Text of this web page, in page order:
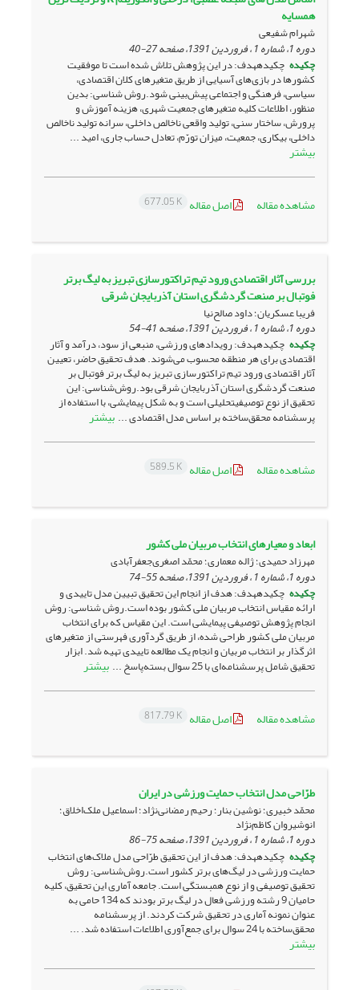
همسایه
شهرام شفیعی
دوره 1، شماره 1 ، فروردین 1391، صفحه
27-40
چکیده چکیدههدف: در این پژوهش تلاش شده است تا موفقیت
کشورها در بازی‌های آسیایی از طریق متغیرهای کلان اقتصادی،
سیاسی، فرهنگی و اجتماعی پیش‌بینی شود.روش شناسی: بدین
منظور، اطلاعات کلیه متغیرهای جمعیت شهری، هزینه آموزش و
پرورش، ساختار سنی، تولید واقعی ناخالص داخلی، سرانه تولید ناخالص
داخلی، بیکاری، جمعیت، میزان تورّم، تعادل حساب جاری، امید ...
بیشتر
مشاهده مقاله اصل مقاله 677.05 K
بررسی آثار اقتصادی ورود تیم تراکتورسازی تبریز به لیگ برتر
فوتبال بر صنعت گردشگری استان آذربایجان شرقی
فریبا عسکریان؛ داود صالح‌نیا
دوره 1، شماره 1 ، فروردین 1391، صفحه
41-54
چکیده چکیدههدف: رویدادهای ورزشی، منبعی از سود، درآمد و آثار
اقتصادی برای هر منطقه محسوب می‌شوند. هدف تحقیق حاضر، تعیین
آثار اقتصادی ورود تیم تراکتورسازی تبریز به لیگ برتر فوتبال بر
صنعت گردشگری استان آذربایجان شرقی بود.روش‌شناسی: این
تحقیق از نوع توصیفیتحلیلی است و به شکل پیمایشی، با استفاده از
پرسشنامه محقق‌ساخته بر اساس مدل اقتصادی ... بیشتر
مشاهده مقاله اصل مقاله 589.5 K
ابعاد ‌و معیارهای انتخاب مربیان ملی کشور
مهرزاد حمیدی؛ ژاله معماری؛ محمّد اصغری‌جعفرآبادی
دوره 1، شماره 1 ، فروردین 1391، صفحه
55-74
چکیده چکیدههدف: هدف از انجام این تحقیق تبیین مدل تاییدی و
ارائه مقیاس انتخاب مربیان ملی کشور بوده است.روش شناسی: روش
انجام پژوهش توصیفی پیمایشی است. این مقیاس که برای انتخاب
مربیان ملی کشور طراحی شده، از طریق گردآوری فهرستی از متغیرهای
اثرگذار بر انتخاب مربیان و انجام یک مطالعه تاییدی تهیه شد. ابزار
تحقیق شامل پرسشنامه‌ای با 25 سوال بسته‌پاسخ ... بیشتر
مشاهده مقاله اصل مقاله 817.79 K
طرّاحی مدل انتخاب حمایت ورزشی در ایران
محمّد خبیری؛ نوشین بنار؛ رحیم رمضانی‌نژاد؛ اسماعیل ملک‌اخلاق؛
انوشیروان کاظم‌نژاد
دوره 1، شماره 1 ، فروردین 1391، صفحه
75-86
چکیده چکیدههدف: هدف از این تحقیق طرّاحی مدل ملاک‌های انتخاب
حمایت ورزشی در لیگ‌های برتر کشور است.روش‌شناسی: روش
تحقیق توصیفی و از نوع همبستگی است. جامعه آماری این تحقیق، کلیه
حامیان 9 رشته ورزشی فعال در لیگ برتر بودند که 134 حامی به
عنوان نمونه آماری در تحقیق شرکت کردند. از پرسشنامه
محقق‌ساخته با 24 سوال برای جمع‌آوری اطلاعات استفاده شد. ...
بیشتر